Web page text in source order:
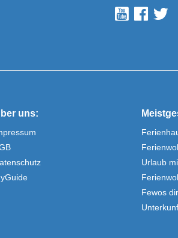
uns:
Urlaub
Fewos